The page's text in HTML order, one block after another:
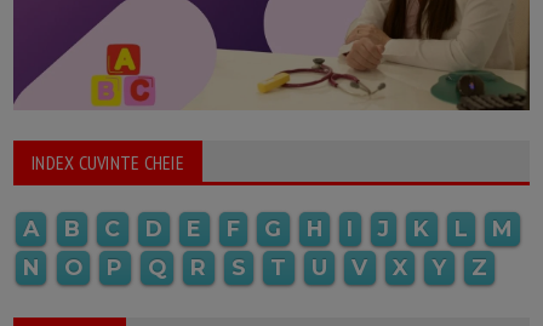
INDEX CUVINTE CHEIE
A B C D E F G H I J K L
M
N
O P Q R S T U V X Y Z